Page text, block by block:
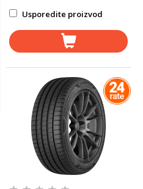
Usporedite proizvod